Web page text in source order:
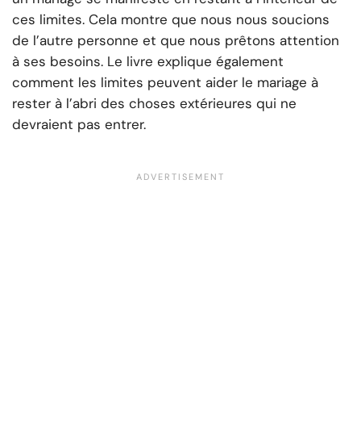
ces limites. Cela montre que nous nous soucions
de l’autre personne et que nous prêtons attention
à ses besoins. Le livre explique également
comment les limites peuvent aider le mariage à
rester à l’abri des choses extérieures qui ne
devraient pas entrer.